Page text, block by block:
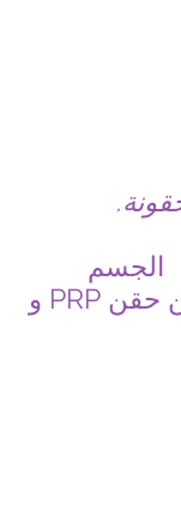
الجسم
الجمع بين حقن PRP و